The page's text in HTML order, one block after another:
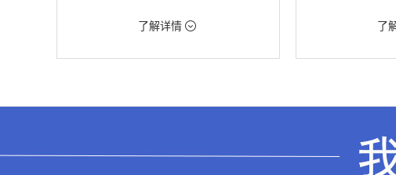
价格：5698元/台
机
了解详情
价格：1898元/台
机
了